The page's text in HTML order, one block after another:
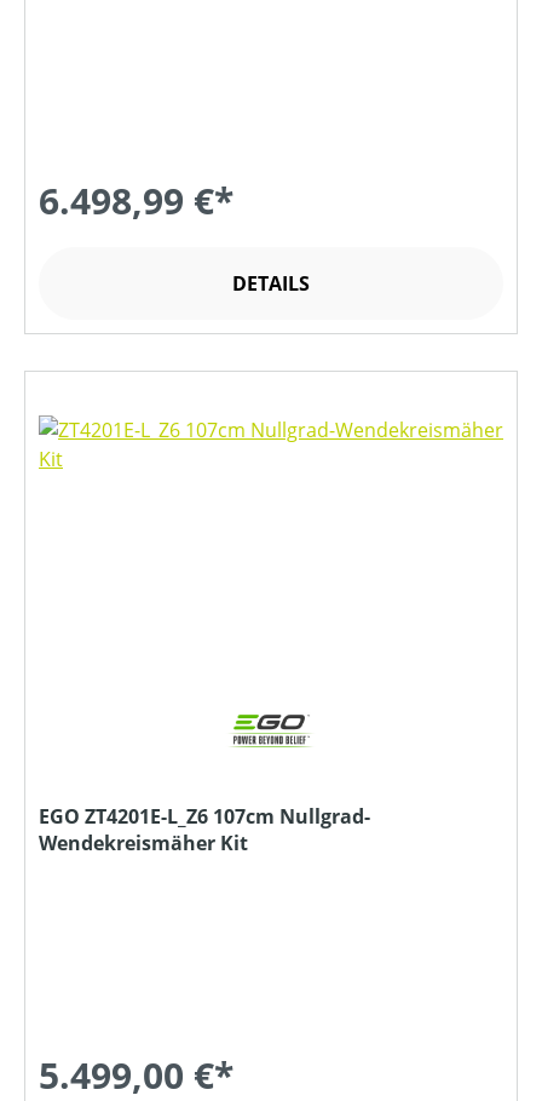
6.498,99 €*
DETAILS
EGO ZT4201E-L_Z6 107cm Nullgrad-
Wendekreismäher Kit
5.499,00 €*